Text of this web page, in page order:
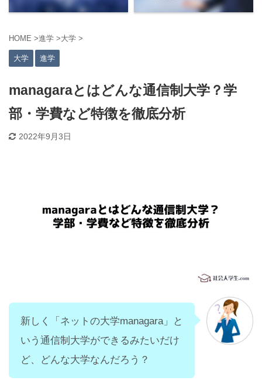
HOME >進学 >大学 >
大学 進学
managaraとはどんな通信制大学？学
部・学費など特徴を徹底分析
2022年9月3日
新しく「ネットの大学managara」と
いう通信制大学ができるみたいだけ
ど、どんな大学なんだろう？